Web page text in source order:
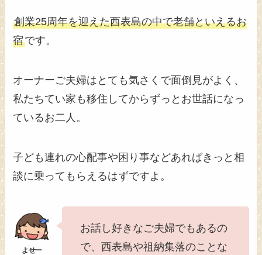
創業25周年を迎えた西表島の中で老舗といえるお
宿です。
オーナーご夫婦はとても気さくで面倒見がよく、
私たちてい家も移住してからずっとお世話になっ
ているお二人。
子ども連れの心配事や困り事などあればきっと相
談に乗ってもらえるはずですよ。
お話し好きなご夫婦でもあるの
で、西表島や祖納集落のことな